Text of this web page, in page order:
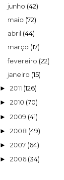
junho (42)
maio (72)
abril (44)
março (17)
fevereiro (22)
janeiro (15)
► 2011 (126)
► 2010 (70)
► 2009 (41)
► 2008 (49)
► 2007 (64)
► 2006 (34)